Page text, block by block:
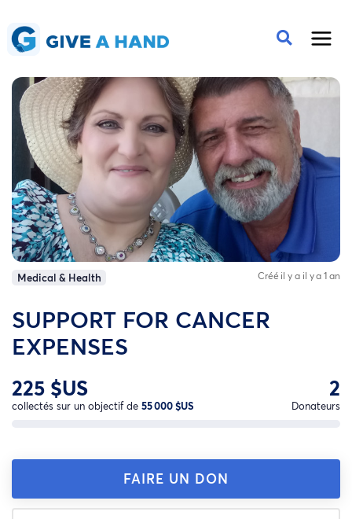
Medical & Health Créé il y a il y a 1 an
SUPPORT FOR CANCER
EXPENSES
225 $US
collectés sur un objectif de 55 000 $US
2
Donateurs
FAIRE UN DON